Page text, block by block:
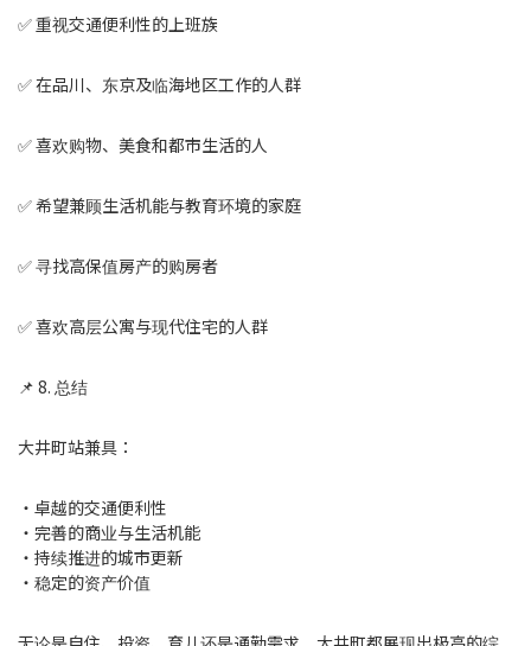
✅ 重视交通便利性的上班族
✅ 在品川、东京及临海地区工作的人群
✅ 喜欢购物、美食和都市生活的人
✅ 希望兼顾生活机能与教育环境的家庭
✅ 寻找高保值房产的购房者
✅ 喜欢高层公寓与现代住宅的人群
📌 8. 总结
大井町站兼具：
・卓越的交通便利性
・完善的商业与生活机能
・持续推进的城市更新
・稳定的资产价值